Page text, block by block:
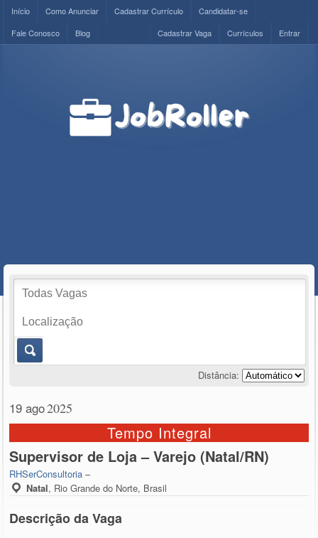
Início Como Anunciar Cadastrar Currículo
Candidatar-se
Fale Conosco
Blog Entrar
Currículos
Cadastrar Vaga
Distância:
19 ago2025
Tempo Integral
Supervisor de Loja – Varejo (Natal/RN)
RHSerConsultoria –
Natal, Rio Grande do Norte, Brasil
Descrição da Vaga